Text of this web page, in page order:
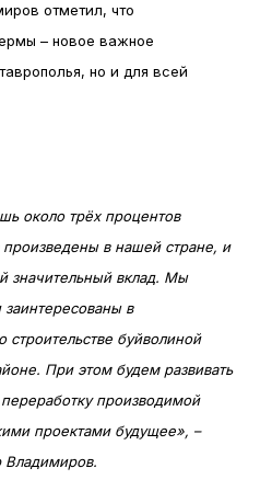
отметил, что
– новое важное
но и для всей
около трёх процентов
в нашей стране, и
значительный вклад. Мы
в
строительстве буйволиной
При этом будем развивать
производимой
проектами будущее», –
Владимиров.